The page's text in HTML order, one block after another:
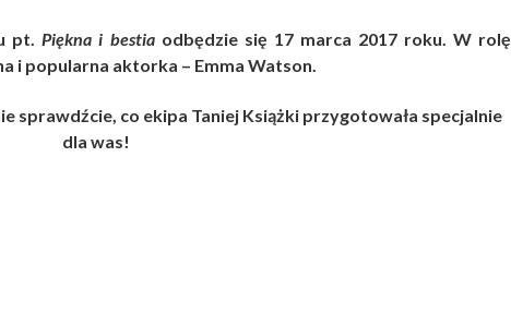
pt. Piękna i bestiaodbędzie się 17 marca 2017 roku. W rolę
i popularna aktorka – Emma Watson.
sprawdźcie, co ekipa Taniej Książki przygotowała specjalnie
dla was!